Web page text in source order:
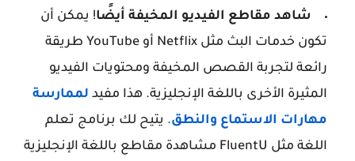
شاهد مقاطع الفيديو المخيفة أيضًا! يمكن أن
تكون خدمات البث مثل Netflix أو YouTube طريقة
رائعة لتجربة القصص المخيفة ومحتويات الفيديو
المثيرة الأخرى باللغة الإنجليزية. هذا مفيد لممارسة
مهارات الاستماع والنطق. يتيح لك برنامج تعلم
اللغة مثل FluentU مشاهدة مقاطع باللغة الإنجليزية